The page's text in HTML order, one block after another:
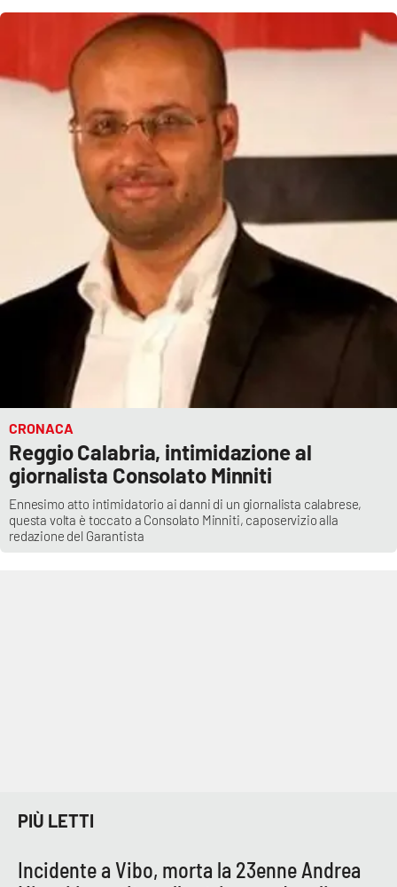
Leggendo Alvaro insieme
Imprese Di Calabria
Le perfidie di Antonella Grippo
Venti di comunicazione
LaC TV
LaC Network
LaC OnAir
EDIZIONI
LOCALI
Catanzaro
Crotone
Buona Sanità Calabria
LA
CALABRIAVISIONE
CRONACA
Reggio Calabria, intimidazione al
giornalista Consolato Minniti
Ennesimo atto intimidatorio ai danni di un giornalista calabrese,
questa volta è toccato a Consolato Minniti, caposervizio alla
redazione del Garantista
PIÙ LETTI
Incidente a Vibo, morta la 23enne Andrea